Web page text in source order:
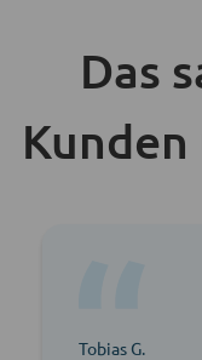
Das
Tobias G.